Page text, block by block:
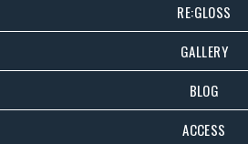
RE:GLOSS
GALLERY
BLOG
ACCESS